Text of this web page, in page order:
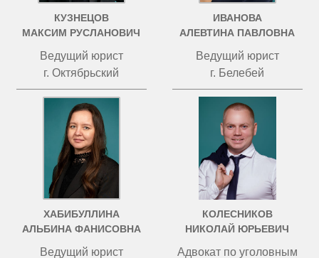
КУЗНЕЦОВ
МАКСИМ РУСЛАНОВИЧ
Ведущий юрист
г. Октябрьский
ИВАНОВА
АЛЕВТИНА ПАВЛОВНА
Ведущий юрист
г. Белебей
ХАБИБУЛЛИНА
АЛЬБИНА ФАНИСОВНА
Ведущий юрист
КОЛЕСНИКОВ
НИКОЛАЙ ЮРЬЕВИЧ
Адвокат по уголовным